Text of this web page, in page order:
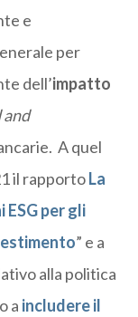
e
per
dell’impatto
A quel
il rapportoLa
per gli
” e a
alla politica
a includere il